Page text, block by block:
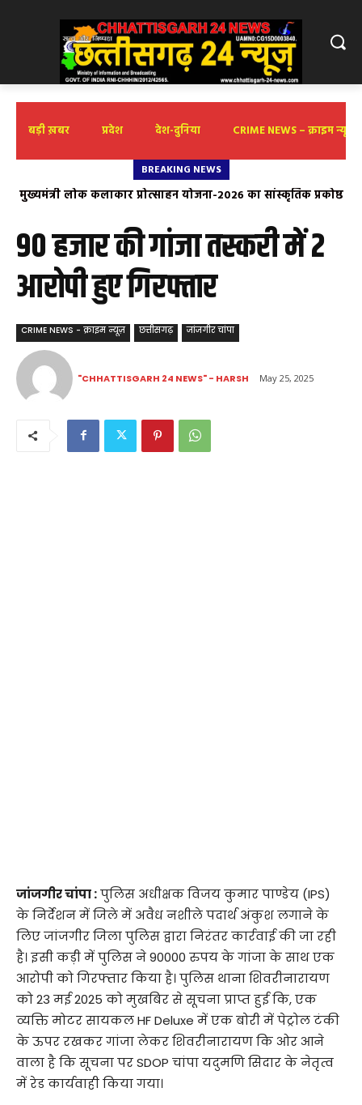
बड़ी ख़बर प्रदेश देश-दुनिया CRIME NEWS – क्राइम न्यूज़
BREAKING NEWS
मुख्यमंत्री लोक कलाकार प्रोत्साहन योजना-2026 का सांस्कृतिक प्रकोष्ठ
90 हजार की गांजा तस्करी में 2
आरोपी हुए गिरफ्तार
CRIME NEWS - क्राइम न्यूज़ छत्तीसगढ़ जांजगीर चांपा
"CHHATTISGARH 24 NEWS" - HARSH May 25, 2025
जांजगीर चांपा :पुलिस अधीक्षक विजय कुमार पाण्डेय (IPS)
के निर्देशन में जिले में अवैध नशीले पदार्थ अंकुश लगाने के
लिए जांजगीर जिला पुलिस द्वारा निरंतर कार्रवाई की जा रही
है। इसी कड़ी में पुलिस ने 90000 रुपय के गांजा के साथ एक
आरोपी को गिरफ्तार किया है। पुलिस थाना शिवरीनारायण
को 23 मई 2025 को मुखबिर से सूचना प्राप्त हुई कि, एक
व्यक्ति मोटर सायकल HF Deluxe में एक बोरी में पेट्रोल टंकी
के ऊपर रखकर गांजा लेकर शिवरीनारायण कि ओर आने
वाला है कि सूचना पर SDOP चांपा यदुमणि सिदार के नेतृत्व
में रेड कार्यवाही किया गया।